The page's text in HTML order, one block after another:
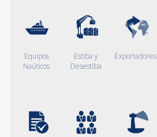
Equipos
Naúticos
Estiba y
Desestiba
Exportadores